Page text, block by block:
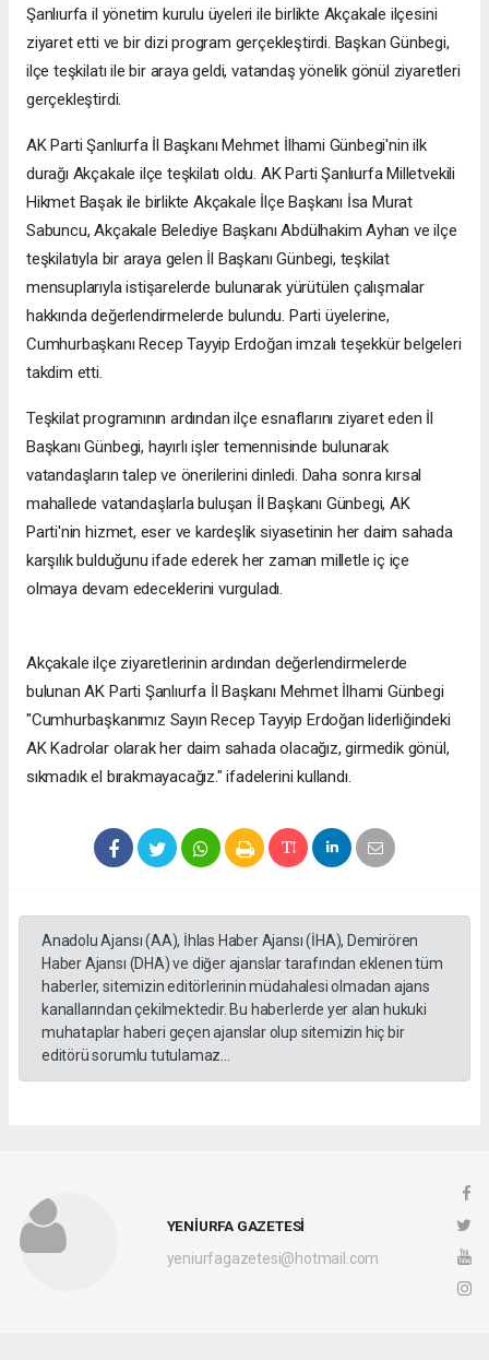
Şanlıurfa il yönetim kurulu üyeleri ile birlikte Akçakale ilçesini
ziyaret etti ve bir dizi program gerçekleştirdi. Başkan Günbegi,
ilçe teşkilatı ile bir araya geldi, vatandaş yönelik gönül ziyaretleri
gerçekleştirdi.
AK Parti Şanlıurfa İl Başkanı Mehmet İlhami Günbegi'nin ilk
durağı Akçakale ilçe teşkilatı oldu. AK Parti Şanlıurfa Milletvekili
Hikmet Başak ile birlikte Akçakale İlçe Başkanı İsa Murat
Sabuncu, Akçakale Belediye Başkanı Abdülhakim Ayhan ve ilçe
teşkilatıyla bir araya gelen İl Başkanı Günbegi, teşkilat
mensuplarıyla istişarelerde bulunarak yürütülen çalışmalar
hakkında değerlendirmelerde bulundu. Parti üyelerine,
Cumhurbaşkanı Recep Tayyip Erdoğan imzalı teşekkür belgeleri
takdim etti.
Teşkilat programının ardından ilçe esnaflarını ziyaret eden İl
Başkanı Günbegi, hayırlı işler temennisinde bulunarak
vatandaşların talep ve önerilerini dinledi. Daha sonra kırsal
mahallede vatandaşlarla buluşan İl Başkanı Günbegi, AK
Parti'nin hizmet, eser ve kardeşlik siyasetinin her daim sahada
karşılık bulduğunu ifade ederek her zaman milletle iç içe
olmaya devam edeceklerini vurguladı.
Akçakale ilçe ziyaretlerinin ardından değerlendirmelerde
bulunan AK Parti Şanlıurfa İl Başkanı Mehmet İlhami Günbegi
"Cumhurbaşkanımız Sayın Recep Tayyip Erdoğan liderliğindeki
AK Kadrolar olarak her daim sahada olacağız, girmedik gönül,
sıkmadık el bırakmayacağız." ifadelerini kullandı.
Anadolu Ajansı (AA), İhlas Haber Ajansı (İHA), Demirören
Haber Ajansı (DHA) ve diğer ajanslar tarafından eklenen tüm
haberler, sitemizin editörlerinin müdahalesi olmadan ajans
kanallarından çekilmektedir. Bu haberlerde yer alan hukuki
muhataplar haberi geçen ajanslar olup sitemizin hiç bir
editörü sorumlu tutulamaz...
YENİURFA GAZETESİ
yeniurfagazetesi@hotmail.com